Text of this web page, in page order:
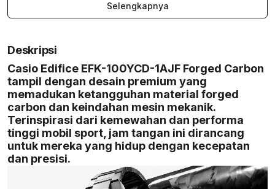
Selengkapnya
Deskripsi
Casio Edifice EFK-100YCD-1AJF Forged Carbon
tampil dengan desain premium yang
memadukan ketangguhan material forged
carbon dan keindahan mesin mekanik.
Terinspirasi dari kemewahan dan performa
tinggi mobil sport, jam tangan ini dirancang
untuk mereka yang hidup dengan kecepatan
dan presisi.